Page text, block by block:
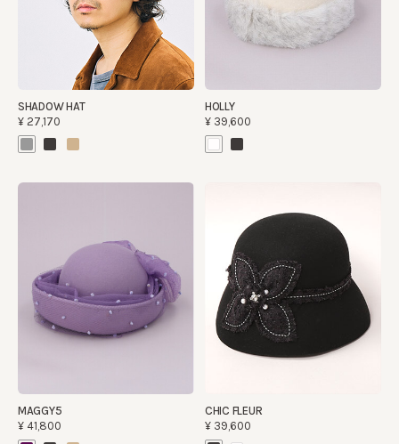
SHADOW HAT
¥27,170
HOLLY
¥39,600
MAGGY5
¥41,800
CHIC FLEUR
¥39,600